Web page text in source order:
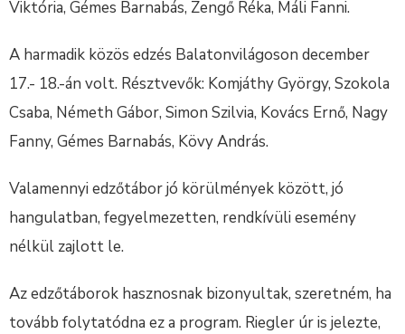
Viktória, Gémes Barnabás, Zengő Réka, Máli Fanni.
A harmadik közös edzés Balatonvilágoson december
17.- 18.-án volt. Résztvevők: Komjáthy György, Szokola
Csaba, Németh Gábor, Simon Szilvia, Kovács Ernő, Nagy
Fanny, Gémes Barnabás, Kövy András.
Valamennyi edzőtábor jó körülmények között, jó
hangulatban, fegyelmezetten, rendkívüli esemény
nélkül zajlott le.
Az edzőtáborok hasznosnak bizonyultak, szeretném, ha
tovább folytatódna ez a program. Riegler úr is jelezte,